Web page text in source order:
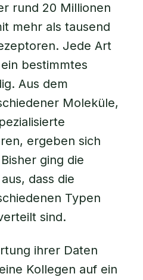
rund 20 Millionen
mehr als tausend
Jede Art
bestimmtes
Aus dem
Moleküle,
ergeben sich
ging die
dass die
Typen
sind.
ihrer Daten
Kollegen auf ein